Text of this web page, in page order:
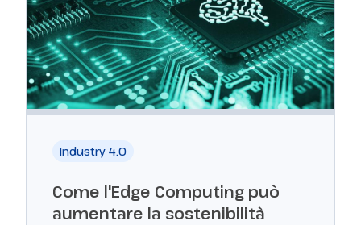
Industry 4.0
Come l'Edge Computing può
aumentare la sostenibilità